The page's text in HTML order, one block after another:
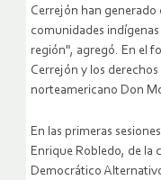
Cerrejón han
comunidades
región", agregó. En el
Cerrejón y los
norteamericano Don
En las primeras
Enrique Robledo, de la
Democrático